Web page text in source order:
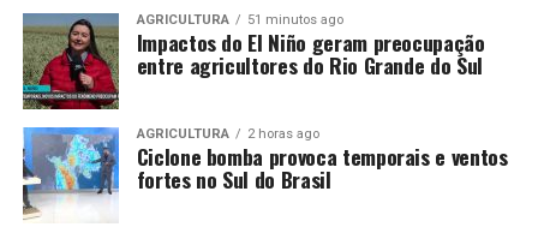
AGRICULTURA 51 minutos ago
Impactos do El Niño geram preocupação
entre agricultores do Rio Grande do Sul
AGRICULTURA 2 horas ago
Ciclone bomba provoca temporais e ventos
fortes no Sul do Brasil